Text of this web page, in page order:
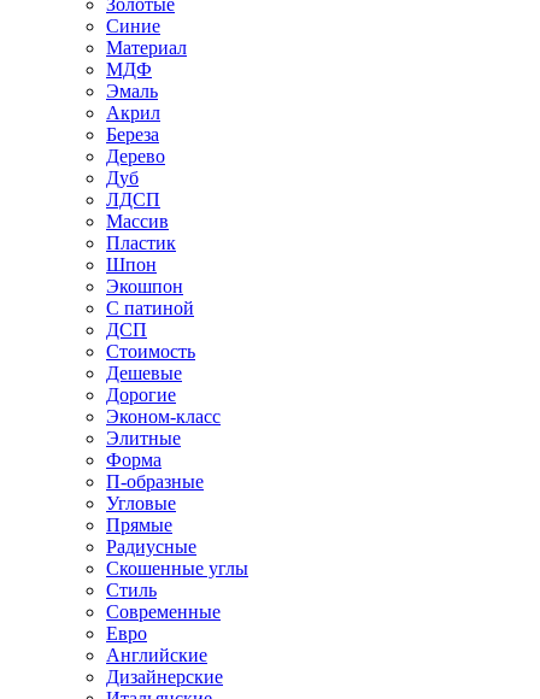
Золотые
Синие
Материал
МДФ
Эмаль
Акрил
Береза
Дерево
Дуб
ЛДСП
Массив
Пластик
Шпон
Экошпон
С патиной
ДСП
Стоимость
Дешевые
Дорогие
Эконом-класс
Элитные
Форма
П-образные
Угловые
Прямые
Радиусные
Скошенные углы
Стиль
Современные
Евро
Английские
Дизайнерские